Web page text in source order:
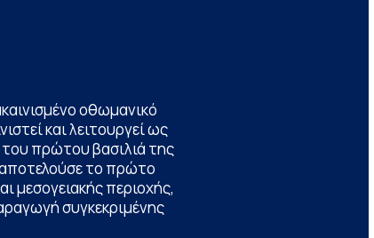
οθωμανικό
και λειτουργεί ως
πρώτου βασιλιά της
το πρώτο
μεσογειακής περιοχής,
συγκεκριμένης